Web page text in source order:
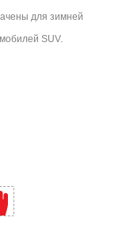
для зимней
SUV.